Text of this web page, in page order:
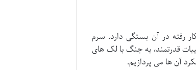
رفته در آن بستگی دارد. سرم
قدرتمند، به جنگ با لک های
آن ها می پردازیم.